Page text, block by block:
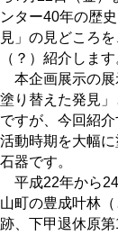
ンター40年の歴
見」の見どころ
（？）紹介します
本企画展示の展
塗り替えた発見
ですが、今回紹
活動時期を大幅
石器です。
平成22年から
山町の豊成叶林
跡、下甲退休原